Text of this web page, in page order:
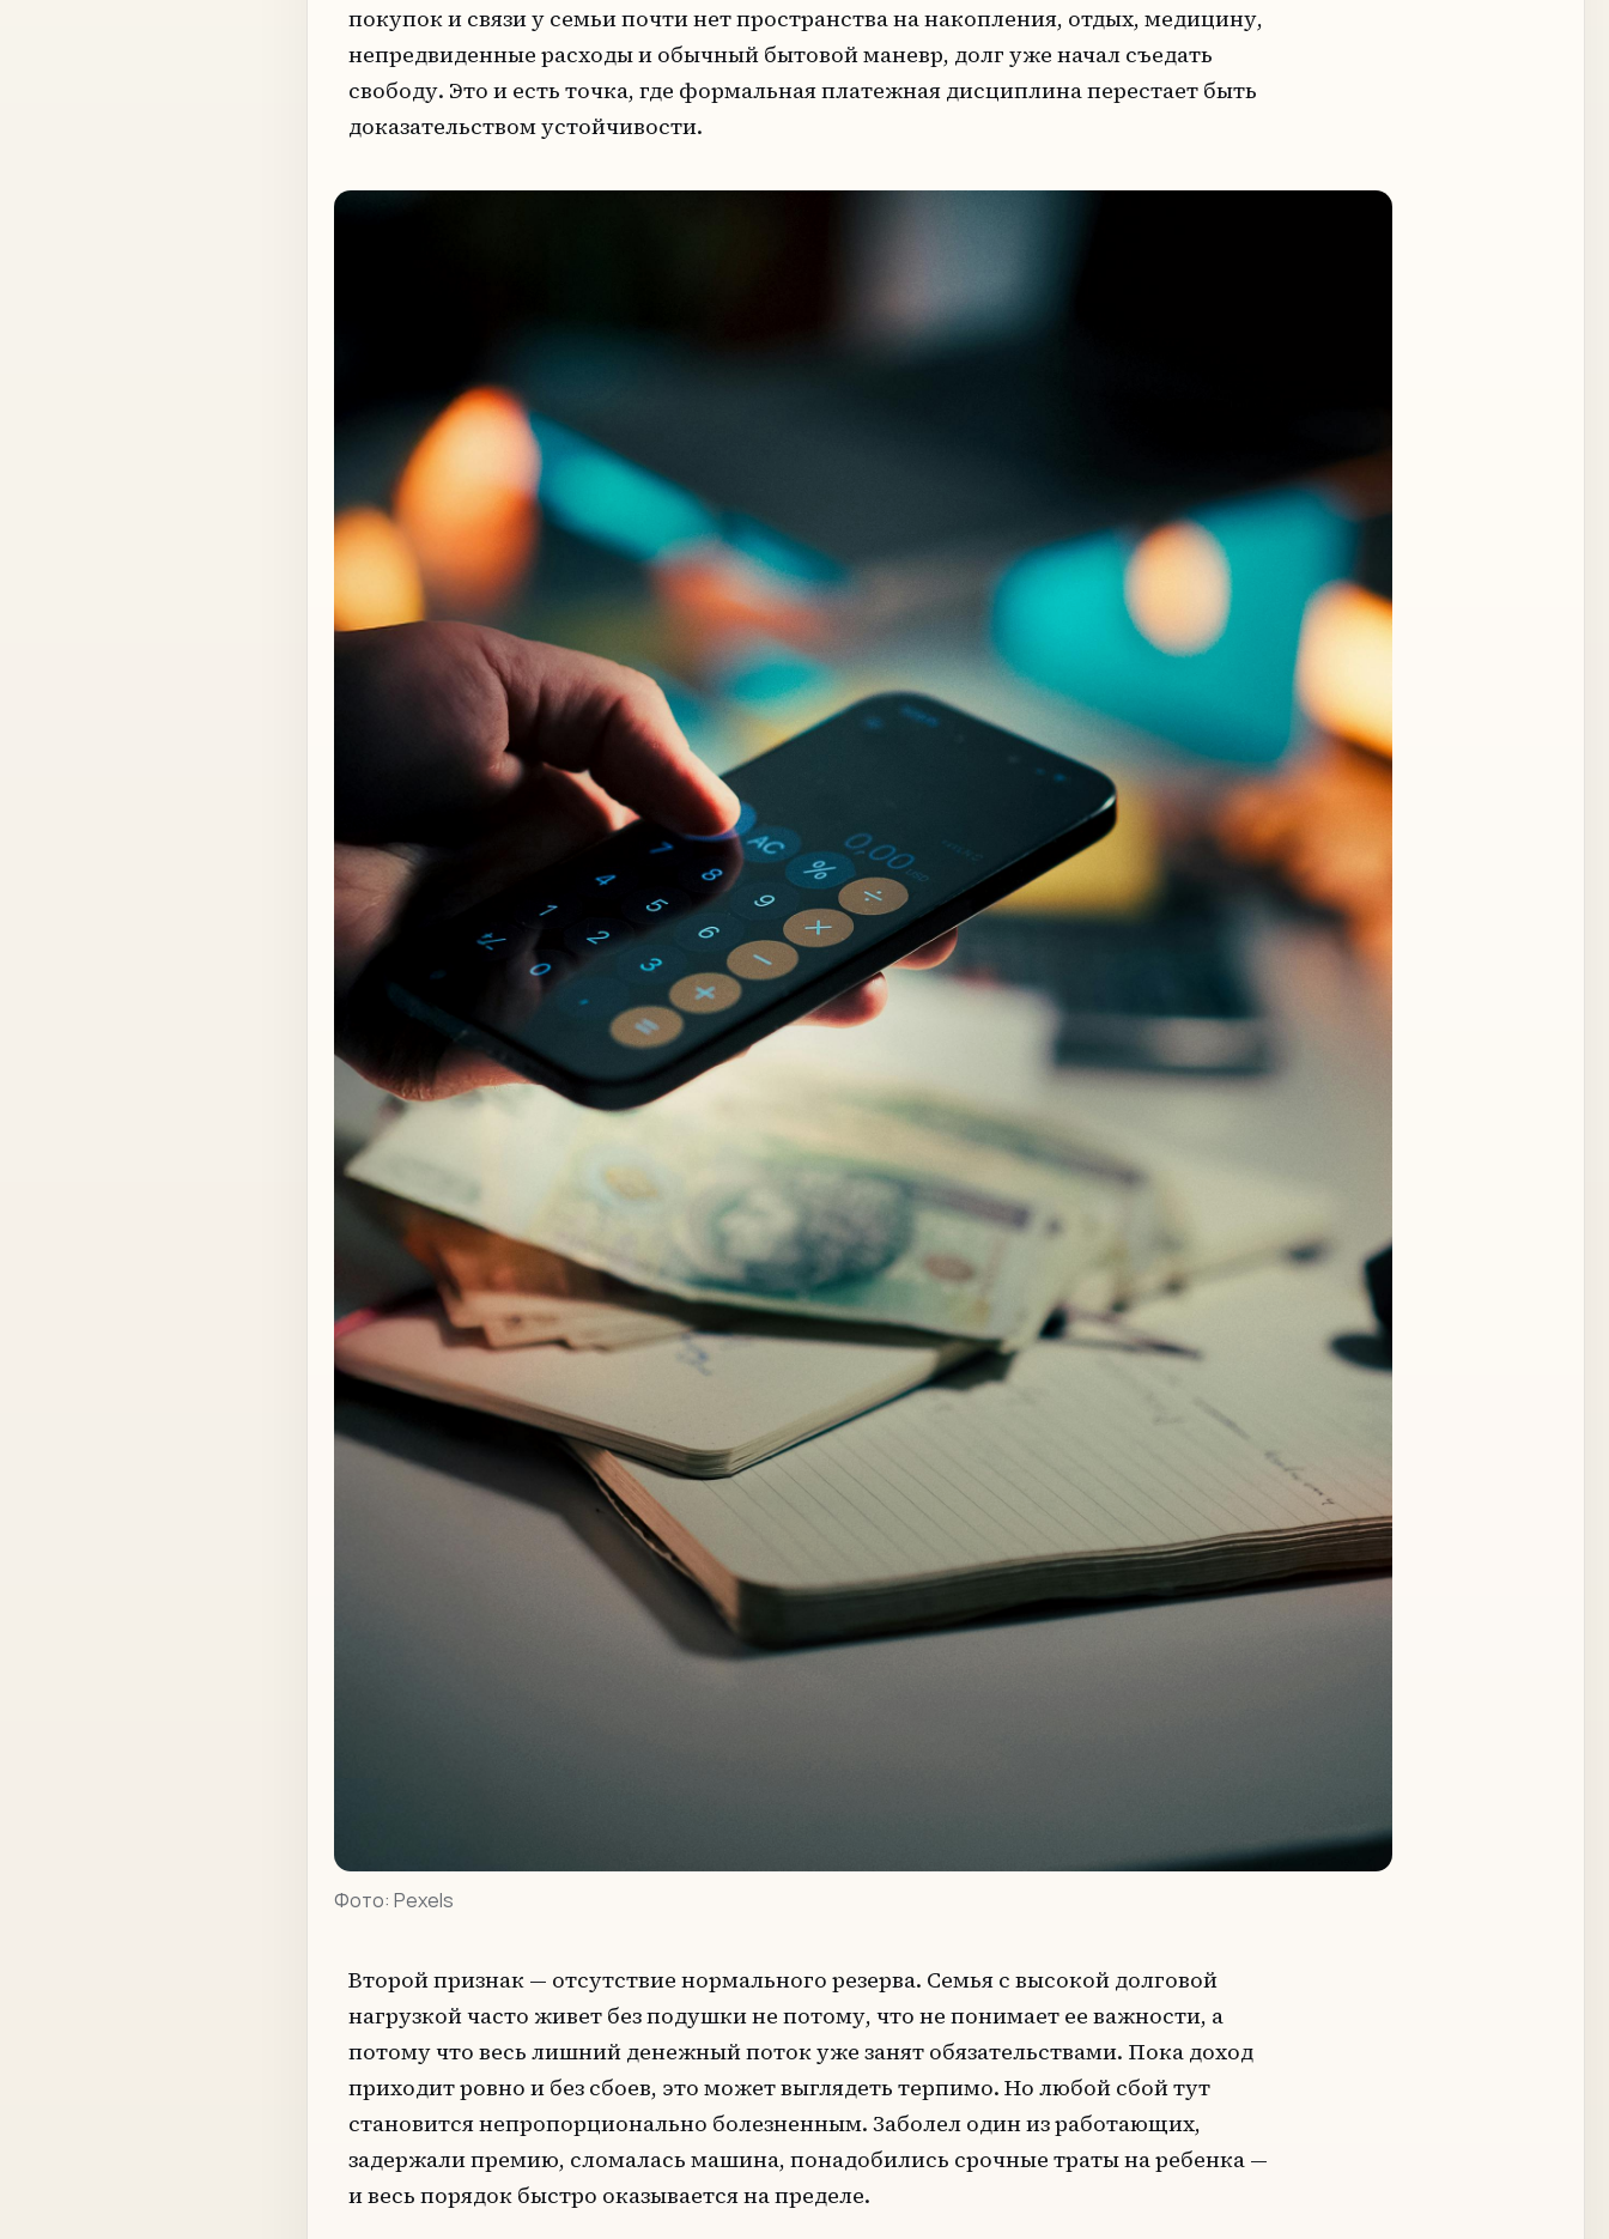
покупок и связи у семьи почти нет пространства на накопления, отдых, медицину,
непредвиденные расходы и обычный бытовой маневр, долг уже начал съедать
свободу. Это и есть точка, где формальная платежная дисциплина перестает быть
доказательством устойчивости.
Фото: Pexels
Второй признак — отсутствие нормального резерва. Семья с высокой долговой
нагрузкой часто живет без подушки не потому, что не понимает ее важности, а
потому что весь лишний денежный поток уже занят обязательствами. Пока доход
приходит ровно и без сбоев, это может выглядеть терпимо. Но любой сбой тут
становится непропорционально болезненным. Заболел один из работающих,
задержали премию, сломалась машина, понадобились срочные траты на ребенка —
и весь порядок быстро оказывается на пределе.